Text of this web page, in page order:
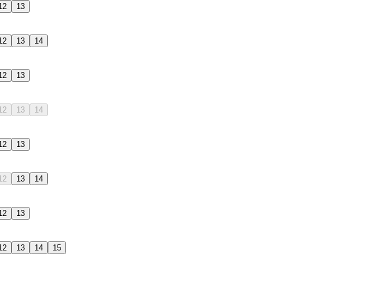
13
13 14
13
13 14
13
13 14
13
13 14 15